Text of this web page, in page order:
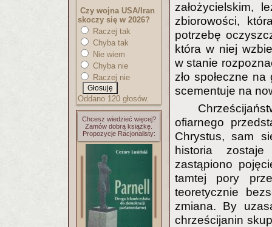
Czy wojna USA/Iran
skoczy się w 2026?
Raczej tak
Chyba tak
Nie wiem
Chyba nie
Raczej nie
Oddano 120 głosów.
Chcesz wiedzieć więcej?
Zamów dobrą książkę.
Propozycje Racjonalisty:
założycielskim,
zbiorowości,
potrzebę
która w niej
w stanie
zło społeczne
scementuje na
ofiarnego
Chrystus, sam
historia
zastąpiono
tamtej pory
teoretycznie
zmiana. By
chrześcijanin